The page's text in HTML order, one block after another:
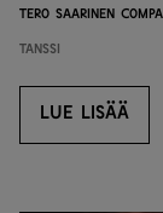
Tero Saarinen
Tanssi
LUE LISÄÄ
LUE LISÄÄ